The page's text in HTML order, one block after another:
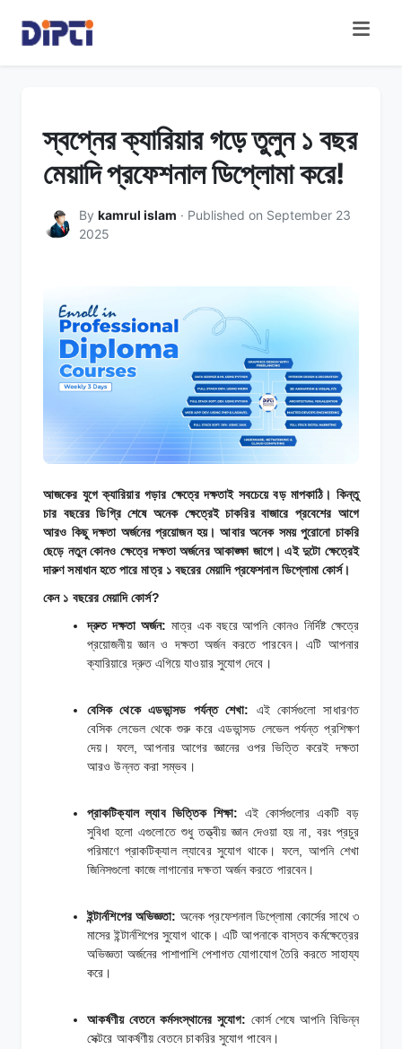
স্বপ্নের ক্যারিয়ার গড়ে তুলুন ১ বছর
মেয়াদি প্রফেশনাল ডিপ্লোমা করে!
By kamrul islam · Published on September 23
2025
আজকের যুগে ক্যারিয়ার গড়ার ক্ষেত্রে দক্ষতাই সবচেয়ে বড় মাপকাঠি। কিন্তু
চার বছরের ডিগ্রি শেষে অনেক ক্ষেত্রেই চাকরির বাজারে প্রবেশের আগে
আরও কিছু দক্ষতা অর্জনের প্রয়োজন হয়। আবার অনেক সময় পুরোনো চাকরি
ছেড়ে নতুন কোনও ক্ষেত্রে দক্ষতা অর্জনের আকাঙ্ক্ষা জাগে। এই দুটো ক্ষেত্রেই
দারুণ সমাধান হতে পারে মাত্র ১ বছরের মেয়াদি প্রফেশনাল ডিপ্লোমা কোর্স।
কেন ১ বছরের মেয়াদি কোর্স?
দ্রুত দক্ষতা অর্জন: মাত্র এক বছরে আপনি কোনও নির্দিষ্ট ক্ষেত্রে
প্রয়োজনীয় জ্ঞান ও দক্ষতা অর্জন করতে পারবেন। এটি আপনার
ক্যারিয়ারে দ্রুত এগিয়ে যাওয়ার সুযোগ দেবে।
বেসিক থেকে এডভান্সড পর্যন্ত শেখা: এই কোর্সগুলো সাধারণত
বেসিক লেভেল থেকে শুরু করে এডভান্সড লেভেল পর্যন্ত প্রশিক্ষণ
দেয়। ফলে, আপনার আগের জ্ঞানের ওপর ভিত্তি করেই দক্ষতা
আরও উন্নত করা সম্ভব।
প্রাকটিক্যাল ল্যাব ভিত্তিক শিক্ষা: এই কোর্সগুলোর একটি বড়
সুবিধা হলো এগুলোতে শুধু তত্ত্বীয় জ্ঞান দেওয়া হয় না, বরং প্রচুর
পরিমাণে প্রাকটিক্যাল ল্যাবের সুযোগ থাকে। ফলে, আপনি শেখা
জিনিসগুলো কাজে লাগানোর দক্ষতা অর্জন করতে পারবেন।
ইন্টার্নশিপের অভিজ্ঞতা: অনেক প্রফেশনাল ডিপ্লোমা কোর্সের সাথে ৩
মাসের ইন্টার্নশিপের সুযোগ থাকে। এটি আপনাকে বাস্তব কর্মক্ষেত্রের
অভিজ্ঞতা অর্জনের পাশাপাশি পেশাগত যোগাযোগ তৈরি করতে সাহায্য
করে।
আকর্ষণীয় বেতনে কর্মসংস্থানের সুযোগ: কোর্স শেষে আপনি বিভিন্ন
সেক্টরে আকর্ষণীয় বেতনে চাকরির সুযোগ পাবেন।